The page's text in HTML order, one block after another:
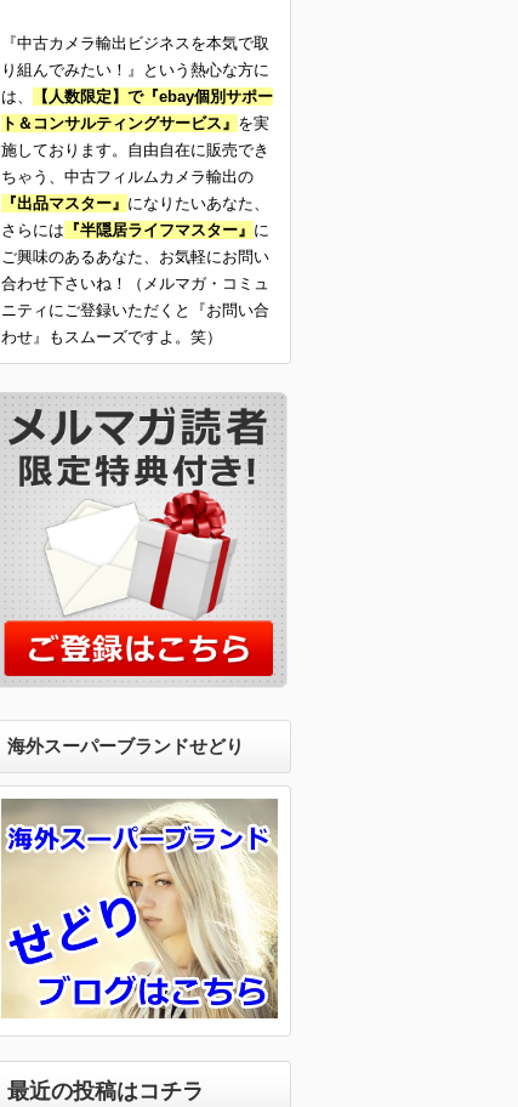
『中古カメラ輸出ビジネスを本気で取
り組んでみたい！』という熱心な方に
は、
【人数限定】で『ebay個別サポー
ト＆コンサルティングサービス』 を実
施しております。自由自在に販売でき
ちゃう、中古フィルムカメラ輸出の
『出品マスター』 になりたいあなた、
さらには 『半隠居ライフマスター』 に
ご興味のあるあなた、お気軽にお問い
合わせ下さいね！（メルマガ・コミュ
ニティにご登録いただくと『お問い合
わせ』もスムーズですよ。笑）
海外スーパーブランドせどり
最近の投稿はコチラ